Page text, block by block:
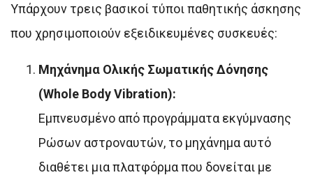
Υπάρχουν τρεις βασικοί τύποι παθητικής άσκησης
που χρησιμοποιούν εξειδικευμένες συσκευές:
Μηχάνημα Ολικής Σωματικής Δόνησης
(Whole Body Vibration):
Εμπνευσμένο από προγράμματα εκγύμνασης
Ρώσων αστροναυτών, το μηχάνημα αυτό
διαθέτει μια πλατφόρμα που δονείται με